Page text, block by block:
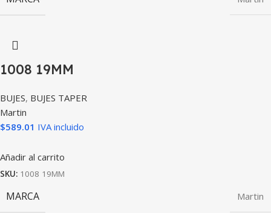
1008 19MM
BUJES, BUJES TAPER
Martin
$589.01 IVA incluido
Añadir al carrito
SKU: 1008 19MM
MARCA Martin